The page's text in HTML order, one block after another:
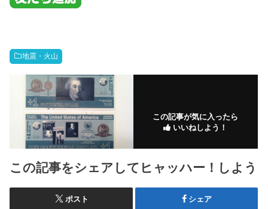
地震・火山
この記事が気に入ったら
いいねしよう！
この記事をシェアしてヒャッハー！しよう
ポスト シェア